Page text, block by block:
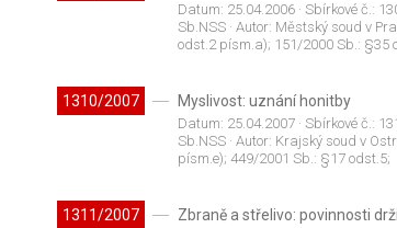
Datum: 25.04.2006· Sbírkové č.:
Sb.NSS· Autor: Městský soud v
odst.2 písm.a); 151/2000 Sb.: §35
1310/2007 Myslivost: uznání honitby
Datum: 25.04.2007· Sbírkové č.:
Sb.NSS· Autor: Krajský soud v
písm.e); 449/2001 Sb.: §17 odst.5;
1311/2007 Zbraně a střelivo: povinnosti